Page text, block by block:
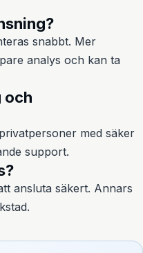
snabbt. Mer
analys och kan ta
och
med säker
support.
ansluta säkert. Annars